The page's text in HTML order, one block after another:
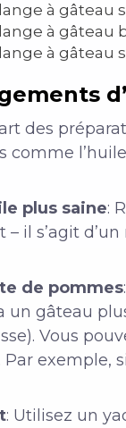
à gâteau
à gâteau
à gâteau
des
comme
plus saine:
– il s’agit
de pommes
un gâteau
Vous
Par exemple,
: Utilisez un